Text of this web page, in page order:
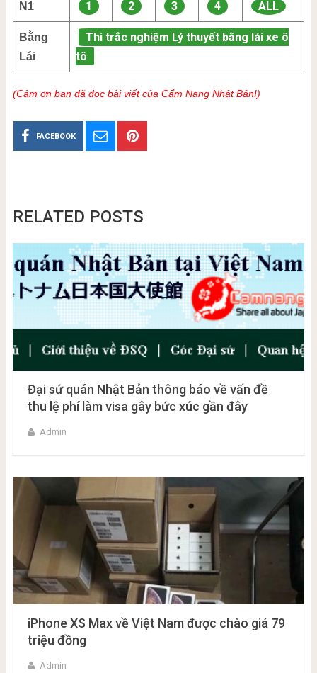
N1 1 2 3 4 ALL
Bằng
Lái
Thi trắc nghiệm Lý thuyết bằng lái xe ô
tô
(Cảm ơn bạn đã đọc bài viết của Cẩm Nang Nhật Bản!)
FACEBOOK
RELATED POSTS
Đại sứ quán Nhật Bản thông báo về vấn đề
thu lệ phí làm visa gây bức xúc gần đây
Admin
iPhone XS Max về Việt Nam được chào giá 79
triệu đồng
Admin